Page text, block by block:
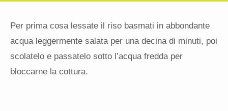
Per prima cosa lessate il riso basmati in abbondante
acqua leggermente salata per una decina di minuti, poi
scolatelo e passatelo sotto l’acqua fredda per
bloccarne la cottura.